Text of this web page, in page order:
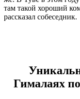
там такой хороший
рассказал собеседник.
Гималаях